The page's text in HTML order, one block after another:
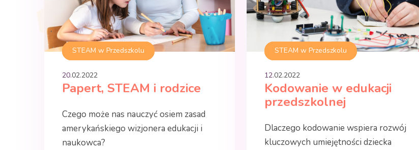
STEAM w Przedszkolu
20.02.2022
Papert, STEAM i rodzice
Czego może nas nauczyć osiem zasad
amerykańskiego wizjonera edukacji i
naukowca?
STEAM w Przedszkolu
12.02.2022
Kodowanie w edukacji
przedszkolnej
Dlaczego kodowanie wspiera rozwój
kluczowych umiejętności dziecka